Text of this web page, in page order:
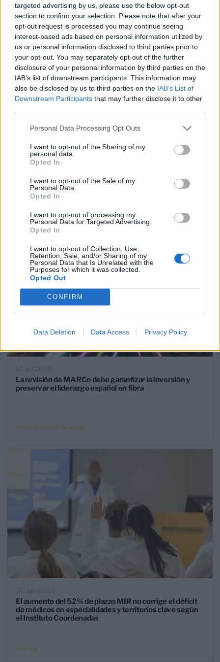
targeted advertising by us, please use the below opt-out
section to confirm your selection. Please note that after your
opt-out request is processed you may continue seeing
interest-based ads based on personal information utilized by
us or personal information disclosed to third parties prior to
your opt-out. You may separately opt-out of the further
disclosure of your personal information by third parties on the
IAB’s list of downstream participants. This information may
also be disclosed by us to third parties on the IAB’s List of
Downstream Participants that may further disclose it to other
Personal Data Processing Opt Outs
I want to opt-out of the Sharing of my
personal data.
Opted In
I want to opt-out of the Sale of my
Personal Data.
Opted In
I want to opt-out of processing my
Personal Data for Targeted Advertising.
Opted In
I want to opt-out of Collection, Use,
Retention, Sale, and/or Sharing of my
Personal Data that Is Unrelated with the
Purposes for which it was collected.
Opted Out
CONFIRM
Data Deletion Data Access Privacy Policy
que con el Congreso del Partido en octubre de
2017 las autoridades den prioridad al crecimiento
en detrimento de los ajustes y las reformas. Aun
así, no puede despreciarse la posibilidad de que el
mercado perciba signos contradictorios en la
orientación de la política económica y cambiaria
que generen tensiones y salidas de capital.
ETIQUETAS
ANÁLISIS ECONOMÍA
Hoy destacamos
La revisión de MARCo debe garantizar la inversión y
preservar el liderazgo español en fibra
RETOS MERCADO TELECOM
El aumento del 52% de plazas MIR no corrige el déficit
de médicos en especialidades y territorios clave según
el Instituto Coordenadas
ANÁLISIS